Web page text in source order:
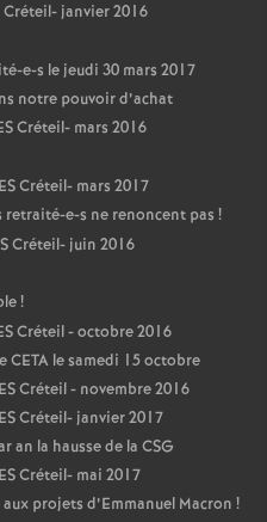
Créteil- janvier 2016
e-s le jeudi 30 mars 2017
notre pouvoir d’achat
Créteil- mars 2016
Créteil- mars 2017
retraité-e-s ne renoncent pas !
Créteil- juin 2016
!
Créteil - octobre 2016
CETA le samedi 15 octobre
Créteil - novembre 2016
Créteil- janvier 2017
an la hausse de la CSG
Créteil- mai 2017
projets d’Emmanuel Macron !